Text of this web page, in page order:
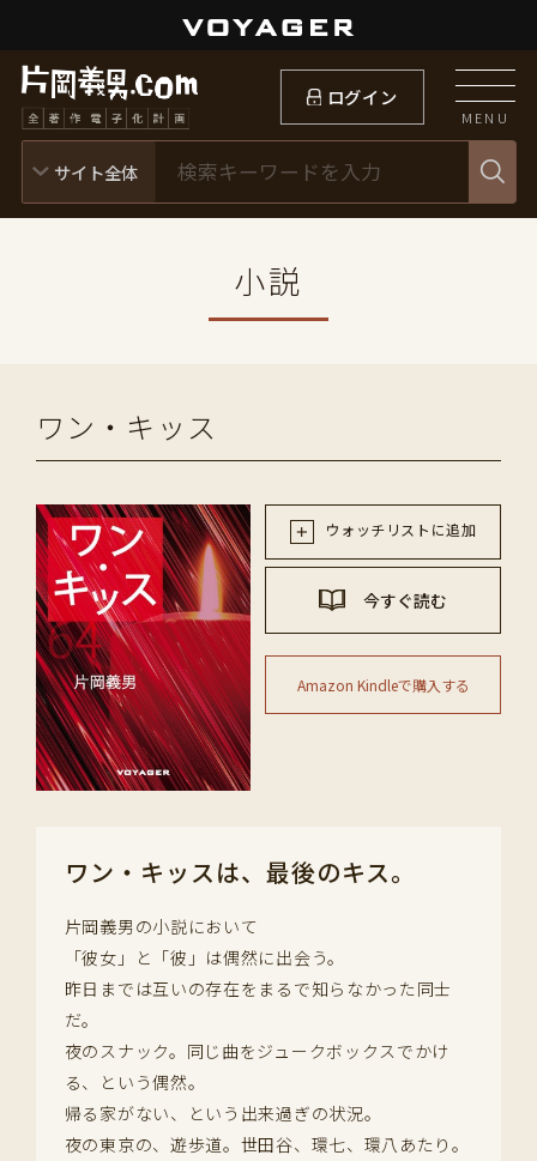
ログイン
MENU
小説
ワン・キッス
ウォッチリストに追加
今すぐ読む
Amazon Kindleで購入する
ワン・キッスは、最後のキス。
片岡義男の小説において
「彼女」と「彼」は偶然に出会う。
昨日までは互いの存在をまるで知らなかった同士
だ。
夜のスナック。同じ曲をジュークボックスでかけ
る、という偶然。
帰る家がない、という出来過ぎの状況。
夜の東京の、遊歩道。世田谷、環七、環八あたり。